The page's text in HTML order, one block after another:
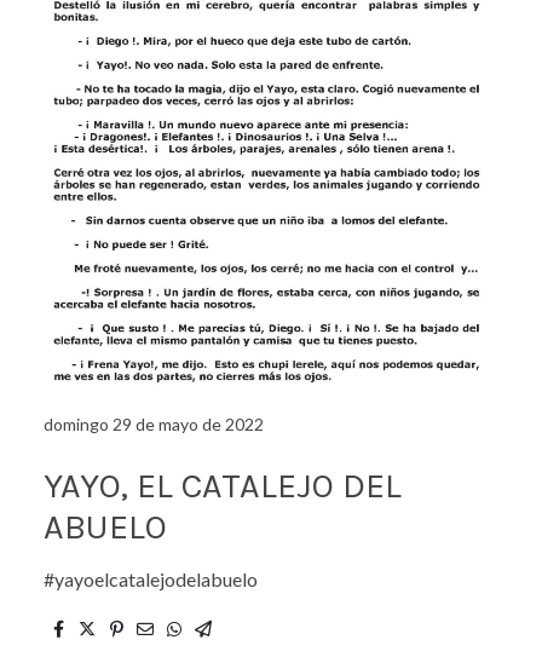
domingo 29 de mayo de 2022
YAYO, EL CATALEJO DEL
ABUELO
#yayoelcatalejodelabuelo